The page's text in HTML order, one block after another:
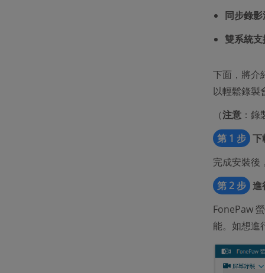
同步錄
雙系統支
下面，將介
以輕鬆錄製
（注意：錄
第 1 步 下
完成安裝後
第 2 步 進
FonePaw
能。如想進